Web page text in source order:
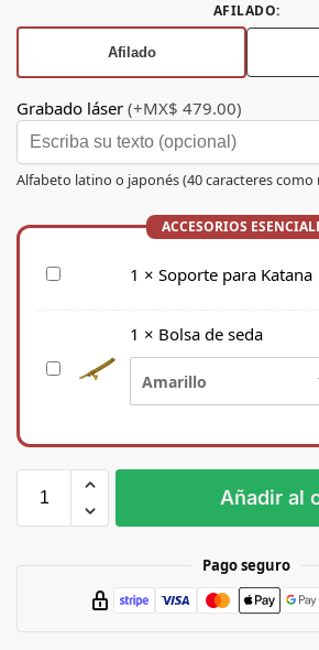
AFILADO:
Afilado
Grabado láser (+MX$ 479.00)
Alfabeto latino o japonés (40 caracteres
S
r
p
a
r
1 × Soporte para Katana
B
s
a
d
1 × Bolsa de seda
Amarillo
Añadir al
Pago seguro